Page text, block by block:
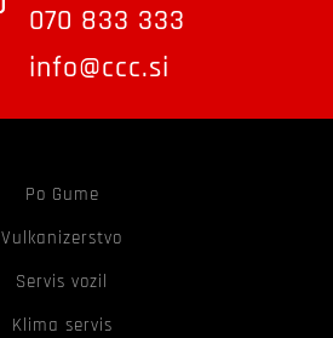
070 833 333
info@ccc.si
Po Gume
Vulkanizerstvo
Servis vozil
Klima servis